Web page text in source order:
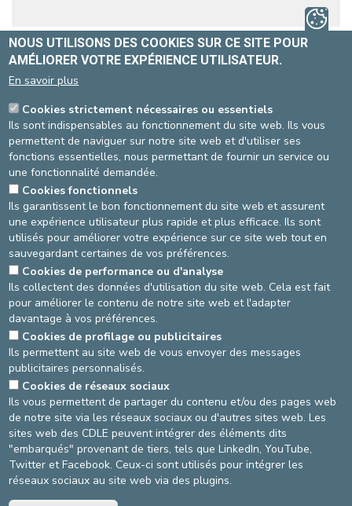
Coordonnées de l'intéressé
Prénom
Email
Envoyer votre demande
AGRANDIR / RÉDUIRE
asbl Cliniques de l’Europe – Europa Ziekenhuizen vzw
N° d’entreprise : 0432011571
Conditions générales d'utilisation
Politique vie privée
NOUS UTILISONS DES COOKIES SUR CE SITE POUR
AMÉLIORER VOTRE EXPÉRIENCE UTILISATEUR.
En savoir plus
Cookies strictement nécessaires ou essentiels
Ils sont indispensables au fonctionnement du site web. Ils vous
permettent de naviguer sur notre site web et d'utiliser ses
fonctions essentielles, nous permettant de fournir un service ou
une fonctionnalité demandée.
Cookies fonctionnels
Ils garantissent le bon fonctionnement du site web et assurent
une expérience utilisateur plus rapide et plus efficace. Ils sont
utilisés pour améliorer votre expérience sur ce site web tout en
sauvegardant certaines de vos préférences.
Cookies de performance ou d'analyse
Ils collectent des données d'utilisation du site web. Cela est fait
pour améliorer le contenu de notre site web et l'adapter
davantage à vos préférences.
Cookies de profilage ou publicitaires
Ils permettent au site web de vous envoyer des messages
publicitaires personnalisés.
Cookies de réseaux sociaux
Ils vous permettent de partager du contenu et/ou des pages web
de notre site via les réseaux sociaux ou d'autres sites web. Les
sites web des CDLE peuvent intégrer des éléments dits
"embarqués" provenant de tiers, tels que LinkedIn, YouTube,
Twitter et Facebook. Ceux-ci sont utilisés pour intégrer les
réseaux sociaux au site web via des plugins.